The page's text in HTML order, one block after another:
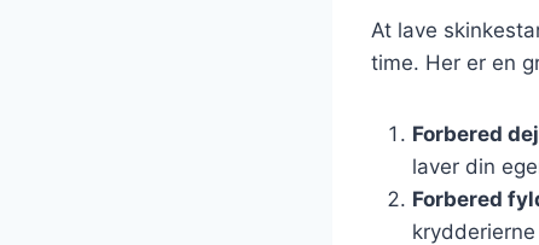
At lave
time. Her er en
Forbered
laver din
Forbered